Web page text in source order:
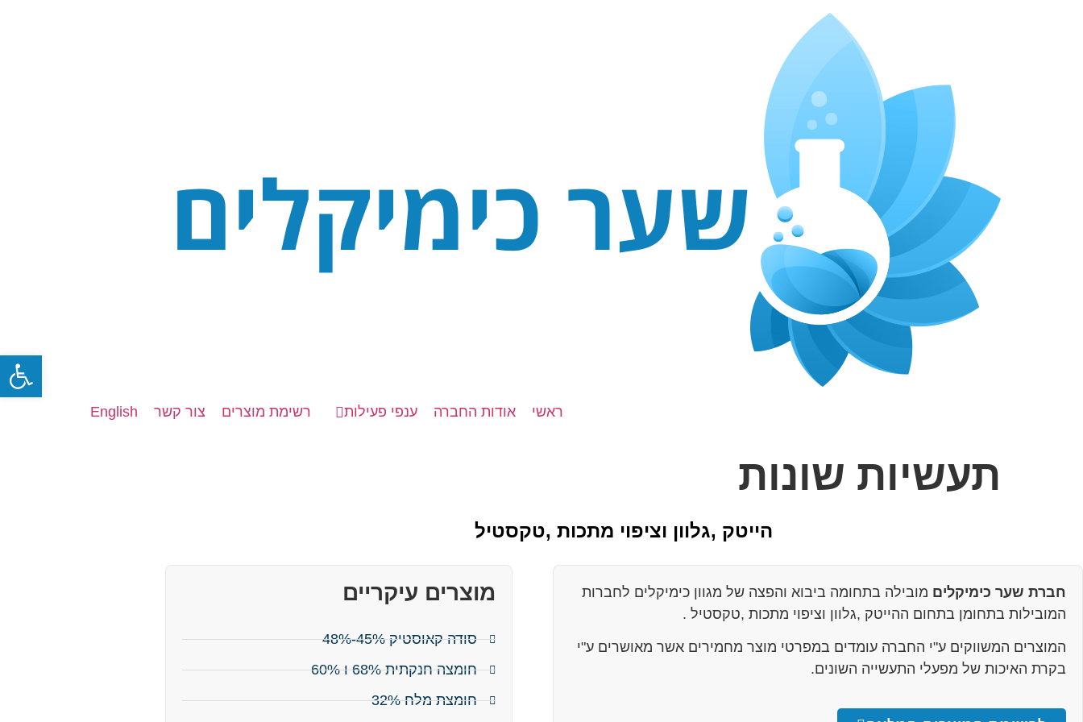
ראשי אודות החברה ענפי פעילות רשימת מוצרים צור קשר English
תעשיות שונות
הייטק ,גלוון וציפוי מתכות ,טקסטיל
חברת שער כימיקלים מובילה בתחומה ביבוא והפצה של מגוון כימיקלים לחברות
המובילות בתחומן בתחום ההייטק ,גלוון וציפוי מתכות ,טקסטיל .
המוצרים המשווקים ע"י החברה עומדים במפרטי מוצר מחמירים אשר מאושרים ע"י
בקרת האיכות של מפעלי התעשייה השונים.
מוצרים עיקריים
סודה קאוסטיק 45%-48%
חומצה חנקתית 68% ו 60%
חומצת מלח 32%
פתח